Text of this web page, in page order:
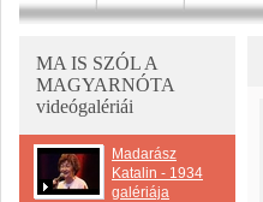
MA IS SZÓL A
MAGYARNÓTA
videógalériái
Madarász
Katalin - 1934
galériája